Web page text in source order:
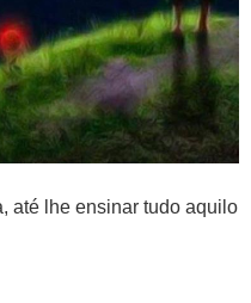
até lhe ensinar tudo aquilo